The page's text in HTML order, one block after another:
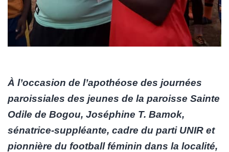
À l’occasion de l’apothéose des journées
paroissiales des jeunes de la paroisse Sainte
Odile de Bogou, Joséphine T. Bamok,
sénatrice-suppléante, cadre du parti UNIR et
pionnière du football féminin dans la localité,